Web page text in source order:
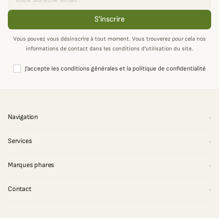
S'inscrire
Vous pouvez vous désinscrire à tout moment. Vous trouverez pour cela nos
informations de contact dans les conditions d'utilisation du site.
J'accepte les conditions générales et la politique de confidentialité
Navigation
Services
Marques phares
Contact